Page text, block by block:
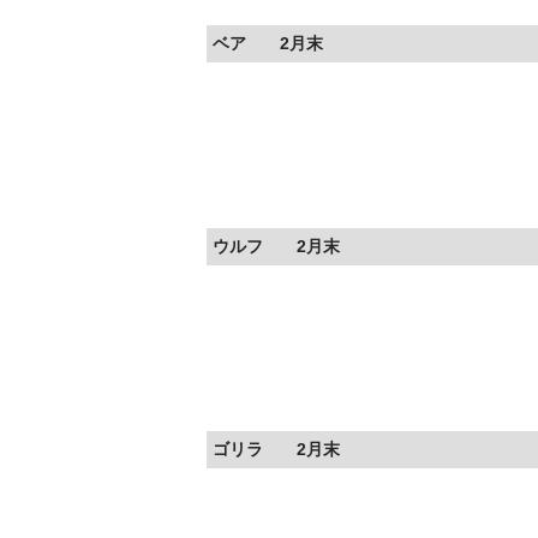
ベア 2月末
ウルフ 2月末
ゴリラ 2月末